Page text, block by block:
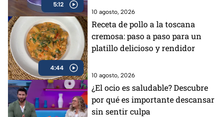
5:12
10 agosto, 2026
4:44
Receta de pollo a la toscana
cremosa: paso a paso para un
platillo delicioso y rendidor
10 agosto, 2026
¿El ocio es saludable? Descubre
por qué es importante descansar
sin sentir culpa